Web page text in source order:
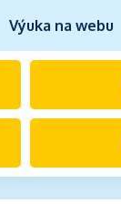
Výuka na webu